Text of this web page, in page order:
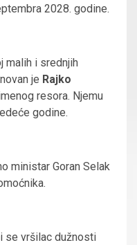
2028. godine.
malih i srednjih
je Rajko
resora. Njemu
godine.
ministar Goran Selak
se vršilac dužnosti